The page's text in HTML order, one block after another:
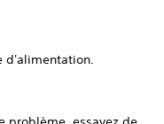
d'alimentation.